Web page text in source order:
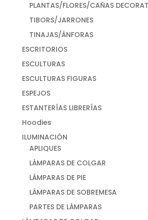
PLANTAS/FLORES/CAÑAS
TIBORS/JARRONES
TINAJAS/ÁNFORAS
ESCRITORIOS
ESCULTURAS
ESCULTURAS FIGURAS
ESPEJOS
ESTANTERÍAS LIBRERÍAS
Hoodies
ILUMINACIÓN
APLIQUES
LÁMPARAS DE COLGAR
LÁMPARAS DE PIE
LÁMPARAS DE SOBREMESA
PARTES DE LÁMPARAS